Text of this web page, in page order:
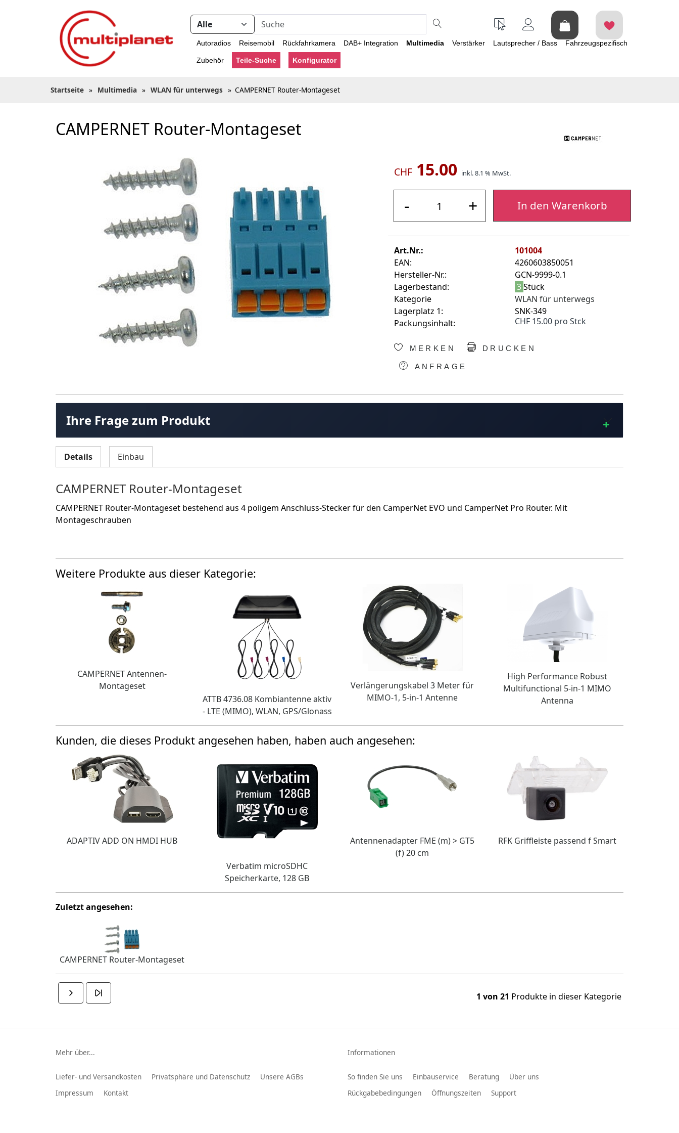
Autoradios Reisemobil Rückfahrkamera DAB+ Integration Multimedia Verstärker Lautsprecher / Bass Fahrzeugspezifisch
Zubehör Teile-Suche Konfigurator
Startseite » Multimedia » WLAN für unterwegs » CAMPERNET Router-Montageset
CAMPERNET Router-Montageset
CHF15.00 inkl. 8.1 % MwSt.
- + In den Warenkorb
Art.Nr.:
101004
EAN:
4260603850051
Hersteller-Nr.:
GCN-9999-0.1
Lagerbestand:
3Stück
Kategorie
WLAN für unterwegs
Lagerplatz 1:
SNK-349
Packungsinhalt:
CHF 15.00 pro Stck
MERKEN DRUCKEN
ANFRAGE
Ihre Frage zum Produkt
Details Einbau
CAMPERNET Router-Montageset
CAMPERNET Router-Montageset bestehend aus 4 poligem Anschluss-Stecker für den CamperNet EVO und CamperNet Pro Router. Mit
Montageschrauben
Weitere Produkte aus dieser Kategorie:
CAMPERNET Antennen-
Montageset
ATTB 4736.08 Kombiantenne aktiv
- LTE (MIMO), WLAN, GPS/Glonass
Verlängerungskabel 3 Meter für
MIMO-1, 5-in-1 Antenne
High Performance Robust
Multifunctional 5-in-1 MIMO
Antenna
Kunden, die dieses Produkt angesehen haben, haben auch angesehen:
ADAPTIV ADD ON HMDI HUB
Verbatim microSDHC
Speicherkarte, 128 GB
Antennenadapter FME (m) > GT5
(f) 20 cm
RFK Griffleiste passend f Smart
Zuletzt angesehen:
CAMPERNET Router-Montageset
1 von 21 Produkte in dieser Kategorie
Mehr über...
Liefer- und Versandkosten Privatsphäre und Datenschutz
Unsere AGBs
Impressum
Kontakt
Informationen
So finden Sie uns Einbauservice Beratung
Über uns
Rückgabebedingungen
Öffnungszeiten Support